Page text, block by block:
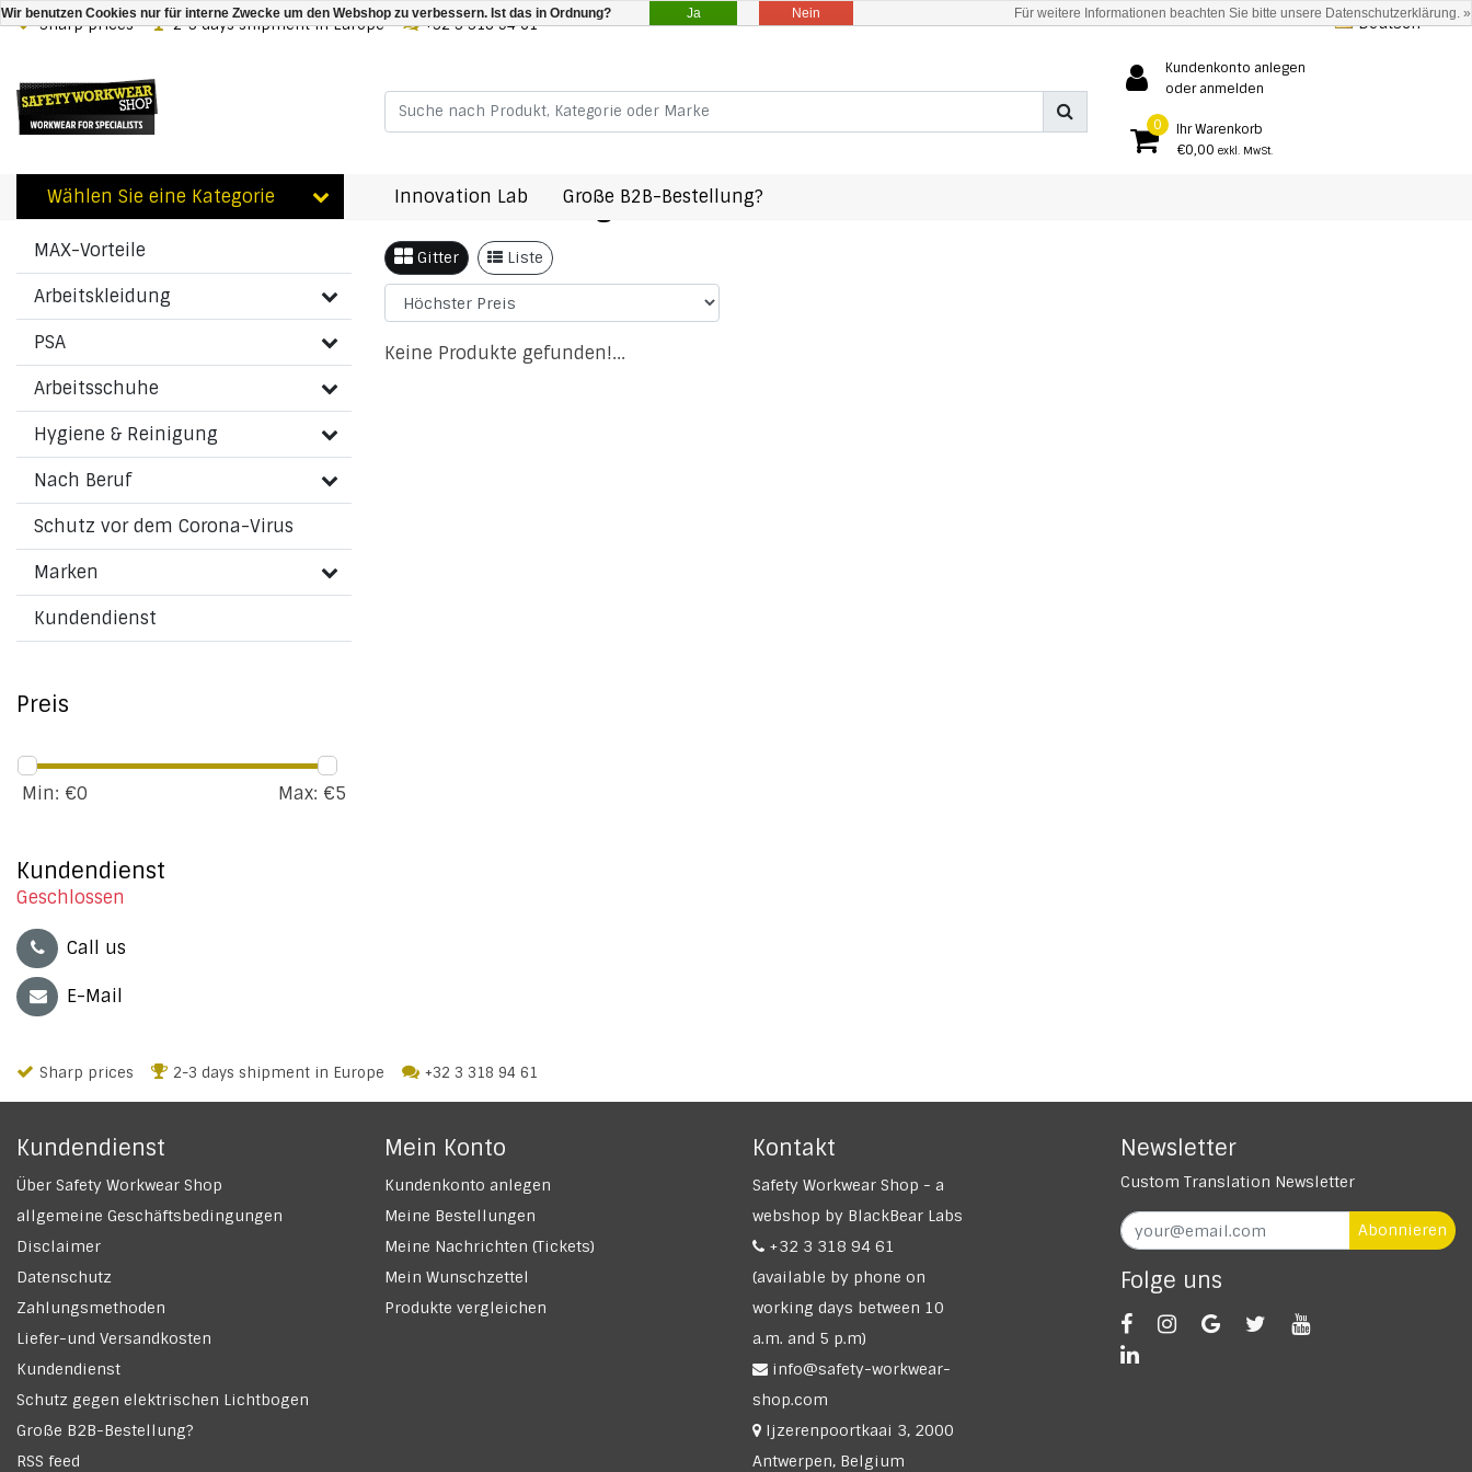
Sharp prices 2-3 days shipment in Europe +32 3 318 94 61 Deutsch
Kundenkonto anlegen
oder anmelden
0
Ihr Warenkorb
€0,00 exkl. MwSt.
Wählen Sie eine Kategorie Innovation Lab Große B2B-Bestellung?
Zurück zu Schlagworte|Schlagworte 150013204699C146
Kategorien
MAX-Vorteile
Arbeitskleidung
PSA
Arbeitsschuhe
Hygiene & Reinigung
Nach Beruf
Schutz vor dem Corona-Virus
Marken
Kundendienst
Preis
Min: €0 Max: €5
Kundendienst
Geschlossen
Call us
E-Mail
Artikel mit Schlagwort 150013204699C146
Gitter Liste
Keine Produkte gefunden!...
Sharp prices 2-3 days shipment in Europe +32 3 318 94 61
Kundendienst
Über Safety Workwear Shop
allgemeine Geschäftsbedingungen
Disclaimer
Datenschutz
Zahlungsmethoden
Liefer-und Versandkosten
Kundendienst
Schutz gegen elektrischen Lichtbogen
Große B2B-Bestellung?
RSS feed
Mein Konto
Kundenkonto anlegen
Meine Bestellungen
Meine Nachrichten (Tickets)
Mein Wunschzettel
Produkte vergleichen
Kontakt
Safety Workwear Shop - a
webshop by BlackBear Labs
+32 3 318 94 61
(available by phone on
working days between 10
a.m. and 5 p.m)
info@safety-workwear-
shop.com
Ijzerenpoortkaai 3, 2000
Antwerpen, Belgium
Newsletter
Custom Translation Newsletter
Abonnieren
Folge uns
Wir benutzen Cookies nur für interne Zwecke um den Webshop zu verbessern. Ist das in Ordnung? Ja Nein Für weitere Informationen beachten Sie bitte unsere Datenschutzerklärung. »